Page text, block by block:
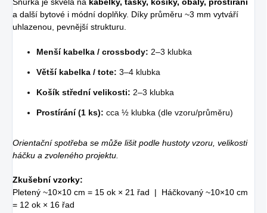
a další bytové i módní doplňky. Díky průměru ~3 mm vytváří
uhlazenou, pevnější strukturu.
Menší kabelka / crossbody: 2–3 klubka
Větší kabelka / tote: 3–4 klubka
Košík střední velikosti: 2–3 klubka
Prostírání (1 ks): cca ½ klubka (dle vzoru/průměru)
Orientační spotřeba se může lišit podle hustoty vzoru, velikosti
háčku a zvoleného projektu.
Zkušební vzorky:
Pletený ~10×10 cm = 15 ok × 21 řad | Háčkovaný ~10×10 cm
= 12 ok × 16 řad